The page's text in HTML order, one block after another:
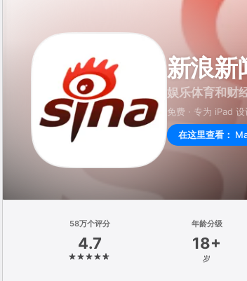
新浪新
娱乐体育和财
免费 · 专为 iPad 设
在这里查看：
58万个评分
4.7
年龄分级
18+
岁